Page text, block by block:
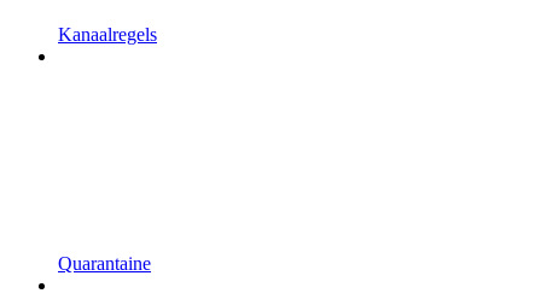
Kanaalregels
Quarantaine